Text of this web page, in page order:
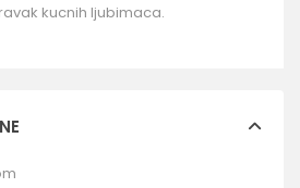
kucnih ljubimaca.